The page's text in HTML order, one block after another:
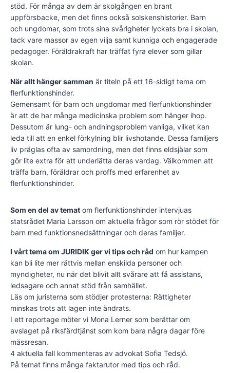
stöd. För många av dem är skolgången en brant
uppförsbacke, men det finns också solskenshistorier. Barn
och ungdomar, som trots sina svårigheter lyckats bra i skolan,
tack vare massor av egen vilja samt kunniga och engagerade
pedagoger. Föräldrakraft har träffat fyra elever som gillar
skolan.
När allt hänger samman är titeln på ett 16-sidigt tema om
flerfunktionshinder.
Gemensamt för barn och ungdomar med flerfunktionshinder
är att de har många medicinska problem som hänger ihop.
Dessutom är lung- och andningsproblem vanliga, vilket kan
leda till att en enkel förkylning blir livshotande. Dessa familjers
liv präglas ofta av samordning, men det finns eldsjälar som
gör lite extra för att underlätta deras vardag. Välkommen att
träffa barn, föräldrar och proffs med erfarenhet av
flerfunktionshinder.
Som en del av temat om flerfunktionshinder intervjuas
statsrådet Maria Larsson om aktuella frågor som rör stödet för
barn med funktionsnedsättningar och deras familjer.
I vårt tema om JURIDIK ger vi tips och råd om hur kampen
kan bli lite mer rättvis mellan enskilda personer och
myndigheter, nu när det blivit allt svårare att få assistans,
ledsagare och annat stöd från samhället.
Läs om juristerna som stödjer protesterna: Rättigheter
minskas trots att lagen inte ändrats.
I ett reportage möter vi Mona Lerner som berättar om
avslaget på riksfärdtjänst som kom bara några dagar före
mässresan.
4 aktuella fall kommenteras av advokat Sofia Tedsjö.
På temat finns många faktarutor med tips och råd.